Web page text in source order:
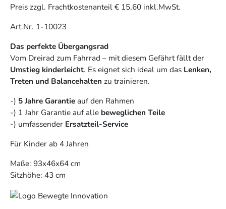
Preis zzgl. Frachtkostenanteil € 15,60 inkl.MwSt.
Art.Nr. 1-10023
Das perfekte Übergangsrad
Vom Dreirad zum Fahrrad – mit diesem Gefährt fällt der
Umstieg kinderleicht. Es eignet sich ideal um das Lenken,
Treten und Balancehalten zu trainieren.
-) 5 Jahre Garantieauf den Rahmen
-) 1 Jahr Garantie auf alle beweglichen Teile
-) umfassender Ersatzteil-Service
Für Kinder ab 4 Jahren
Maße: 93x46x64 cm
Sitzhöhe: 43 cm